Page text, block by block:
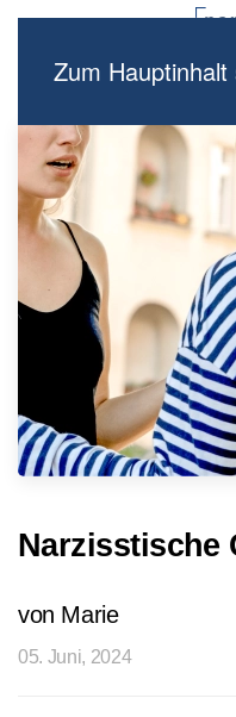
Zum Hauptinhalt
Narzisstische
von Marie
05. Juni, 2024